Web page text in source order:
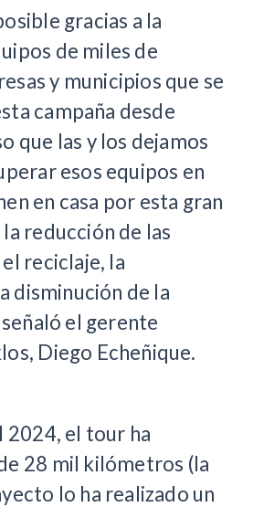
gracias a la
de miles de
y municipios que se
campaña desde
que las y los dejamos
esos equipos en
en casa por esta gran
reducción de las
reciclaje, la
disminución de la
el gerente
Diego Echeñique.
2024, el tour ha
28 mil kilómetros (la
lo ha realizado un